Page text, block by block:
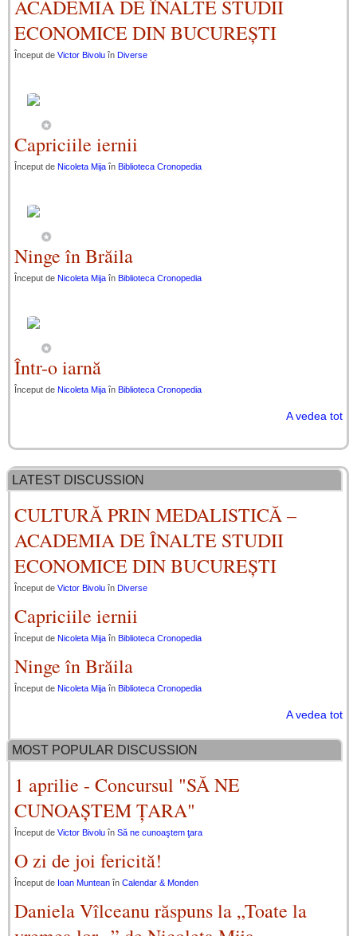
ACADEMIA DE ÎNALTE STUDII
ECONOMICE DIN BUCUREȘTI
Început de Victor Bivolu în Diverse
Capriciile iernii
Început de Nicoleta Mija în Biblioteca Cronopedia
Ninge în Brăila
Început de Nicoleta Mija în Biblioteca Cronopedia
Într-o iarnă
Început de Nicoleta Mija în Biblioteca Cronopedia
A vedea tot
LATEST DISCUSSION
CULTURĂ PRIN MEDALISTICĂ –
ACADEMIA DE ÎNALTE STUDII
ECONOMICE DIN BUCUREȘTI
Început de Victor Bivolu în Diverse
Capriciile iernii
Început de Nicoleta Mija în Biblioteca Cronopedia
Ninge în Brăila
Început de Nicoleta Mija în Biblioteca Cronopedia
A vedea tot
MOST POPULAR DISCUSSION
1 aprilie - Concursul "SĂ NE
CUNOAȘTEM ȚARA"
Început de Victor Bivolu în Să ne cunoaştem ţara
O zi de joi fericită!
Început de Ioan Muntean în Calendar & Monden
Daniela Vîlceanu răspuns la „Toate la